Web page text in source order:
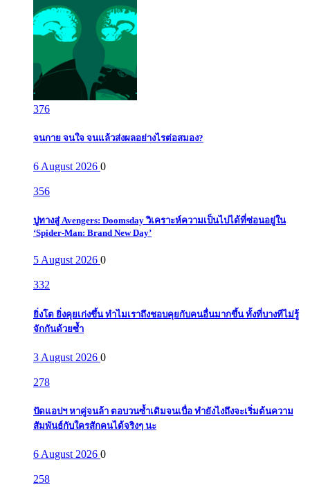
376
จนกาย จนใจ จนแล้วส่งผลอย่างไรต่อสมอง?
6 August 2026 0
356
ปูทางสู่ Avengers: Doomsday วิเคราะห์ความเป็นไปได้ที่ซ่อนอยู่ใน
‘Spider-Man: Brand New Day’
5 August 2026 0
332
ยิ่งโต ยิ่งคุยเก่งขึ้น ทำไมเราถึงชอบคุยกับคนอื่นมากขึ้น ทั้งที่บางทีไม่รู้
จักกันด้วยซ้ำ
3 August 2026 0
278
ปัดแอปฯ หาคู่จนล้า ตอบวนซ้ำเดิมจนเบื่อ ทำยังไงถึงจะเริ่มต้นความ
สัมพันธ์กับใครสักคนได้จริงๆ นะ
6 August 2026 0
258